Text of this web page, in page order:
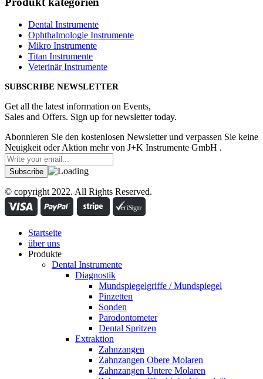
Dental Instrumente
Ophthalmologie Instrumente
Mikro Instrumente
Titan Instrumente
Veterinär Instrumente
SUBSCRIBE NEWSLETTER
Get all the latest information on Events,
Sales and Offers. Sign up for newsletter today.
Abonnieren Sie den kostenlosen Newsletter und verpassen Sie keine
Neuigkeit oder Aktion mehr von J+K Instrumente GmbH .
© copyright 2022. All Rights Reserved.
Startseite
über uns
Produkte
Dental Instrumente
Diagnostik
Mundspiegelgriffe / Mundspiegel
Pinzetten
Sonden
Parodontometer
Dental Spritzen
Extraktion
Zahnzangen
Zahnzangen Obere Molaren
Zahnzangen Untere Molaren